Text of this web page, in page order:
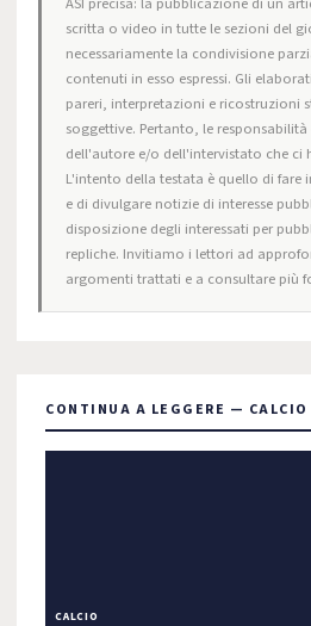
scritta o video in tutte le sezioni del
necessariamente la condivisione
contenuti in esso espressi. Gli
pareri, interpretazioni e ricostruzioni
soggettive. Pertanto, le
dell'autore e/o dell'intervistato che
L'intento della testata è quello di fare
e di divulgare notizie di interesse
disposizione degli interessati per
repliche. Invitiamo i lettori ad
argomenti trattati e a consultare più
CONTINUA A LEGGERE — CALCIO
CALCIO